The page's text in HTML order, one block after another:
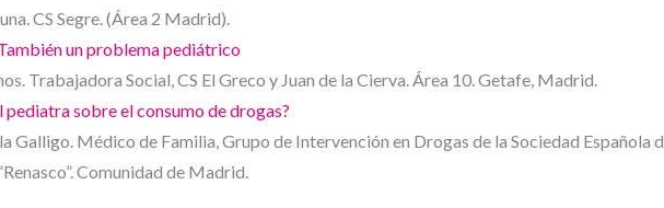
CS Segre. (Área 2 Madrid).
un problema pediátrico
Trabajadora Social, CS El Greco y Juan de la Cierva. Área 10. Getafe, Madrid.
pediatra sobre el consumo de drogas?
Galligo. Médico de Familia, Grupo de Intervención en Drogas de la Sociedad
Comunidad de Madrid.